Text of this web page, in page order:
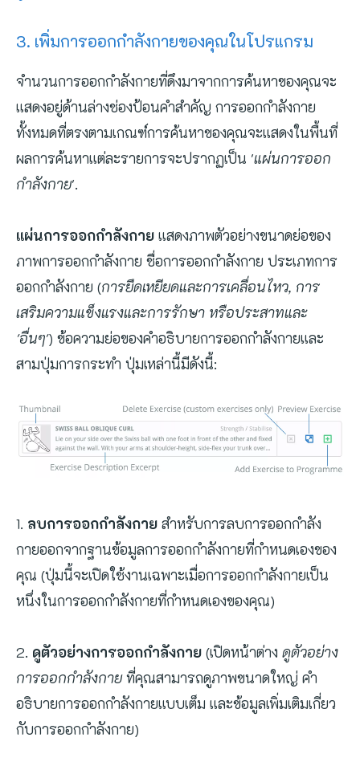
3. เพิ่มการออกกำลังกายของคุณในโปรแกรม
จำนวนการออกกำลังกายที่ดึงมาจากการค้นหาของคุณจะ
แสดงอยู่ด้านล่างช่องป้อนคำสำคัญ การออกกำลังกาย
ทั้งหมดที่ตรงตามเกณฑ์การค้นหาของคุณจะแสดงในพื้นที่
ผลการค้นหาแต่ละรายการจะปรากฏเป็น 'แผ่นการออก
กำลังกาย'.
แผ่นการออกกำลังกาย แสดงภาพตัวอย่างขนาดย่อของ
ภาพการออกกำลังกาย ชื่อการออกกำลังกาย ประเภทการ
ออกกำลังกาย (การยืดเหยียดและการเคลื่อนไหว, การ
เสริมความแข็งแรงและการรักษา หรือประสาทและ
'อื่นๆ') ข้อความย่อของคำอธิบายการออกกำลังกายและ
สามปุ่มการกระทำ ปุ่มเหล่านี้มีดังนี้:
1. ลบการออกกำลังกาย สำหรับการลบการออกกำลัง
กายออกจากฐานข้อมูลการออกกำลังกายที่กำหนดเองของ
คุณ (ปุ่มนี้จะเปิดใช้งานเฉพาะเมื่อการออกกำลังกายเป็น
หนึ่งในการออกกำลังกายที่กำหนดเองของคุณ)
2. ดูตัวอย่างการออกกำลังกาย (เปิดหน้าต่างดูตัวอย่าง
การออกกำลังกายที่คุณสามารถดูภาพขนาดใหญ่ คำ
อธิบายการออกกำลังกายแบบเต็ม และข้อมูลเพิ่มเติมเกี่ยว
กับการออกกำลังกาย)